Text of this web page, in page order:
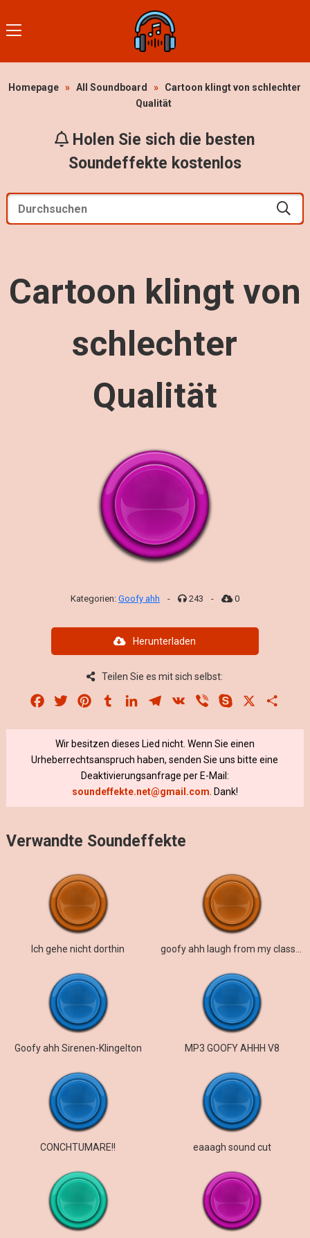
Homepage » All Soundboard »
Cartoon klingt von schlechter
Qualität
Holen Sie sich die besten
Soundeffekte kostenlos
Cartoon klingt von
schlechter
Qualität
Kategorien: Goofy ahh - 243 - 0
Herunterladen
Teilen Sie es mit sich selbst:
Facebook
Twitter PinterestTumblrLinkedInTelegram
VK Viber Skype
Wir besitzen dieses Lied nicht. Wenn Sie einen
Urheberrechtsanspruch haben, senden Sie uns bitte eine
Deaktivierungsanfrage per E-Mail:
soundeffekte.net@gmail.com . Dank!
Verwandte Soundeffekte
Ich gehe nicht dorthin
Goofy ahh Sirenen-Klingelton MP3 GOOFY AHHH V8
CONCHTUMARE!! eaaagh sound cut